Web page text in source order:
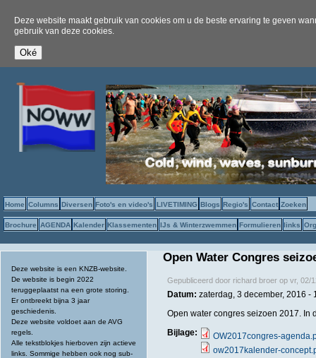
Deze website maakt gebruik van cookies om u de beste ervaring te geven
gebruik van deze cookies.
Home Columns Diversen Foto's en video's LIVETIMING Blogs Regio's Contact Zoeken
Brochure AGENDA Kalender Klassementen IJs & Winterzwemmen Formulieren links
Deze website is een KNZB-website.
De website is begin 2022
teruggeplaatst na een grote storing.
Er ontbreekt bijna 3 jaar
geschiedenis.
Deze website voldoet aan de AVG
regels.
Alle tekstblokjes hierboven zijn actieve
links. Sommige hebben ook nog sub-
Open Water Congres
Gepubliceerd door richard broerop vr, 02/
Datum: zaterdag, 3 december, 2016 -
Open water congres seizoen 2017. In
Bijlage:
OW2017congres-
ow2017kalender-